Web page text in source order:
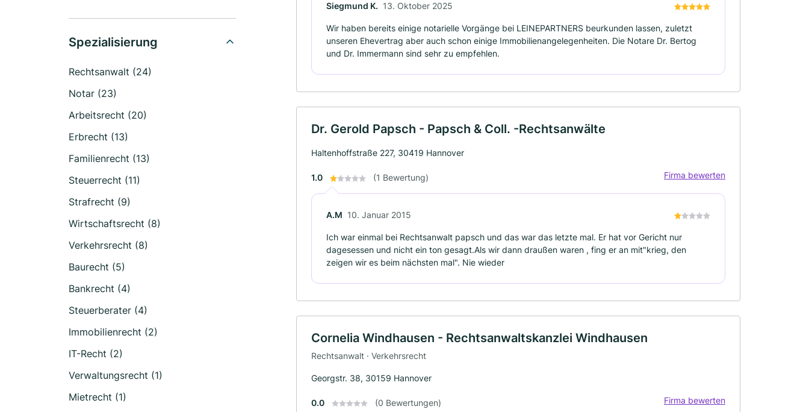
Spezialisierung
Rechtsanwalt (24)
Notar (23)
Arbeitsrecht (20)
Erbrecht (13)
Familienrecht (13)
Steuerrecht (11)
Strafrecht (9)
Wirtschaftsrecht (8)
Verkehrsrecht (8)
Baurecht (5)
Bankrecht (4)
Steuerberater (4)
Immobilienrecht (2)
IT-Recht (2)
Verwaltungsrecht (1)
Mietrecht (1)
Siegmund K. 13. Oktober 2025
Wir haben bereits einige notarielle Vorgänge bei LEINEPARTNERS beurkunden lassen, zuletzt
unseren Ehevertrag aber auch schon einige Immobilienangelegenheiten. Die Notare Dr. Bertog
und Dr. Immermann sind sehr zu empfehlen.
Dr. Gerold Papsch - Papsch & Coll. -Rechtsanwälte
Haltenhoffstraße 227, 30419 Hannover
1.0 (1 Bewertung) Firma bewerten
A.M 10. Januar 2015
Ich war einmal bei Rechtsanwalt papsch und das war das letzte mal. Er hat vor Gericht nur
dagesessen und nicht ein ton gesagt.Als wir dann draußen waren , fing er an mit"krieg, den
zeigen wir es beim nächsten mal". Nie wieder
Cornelia Windhausen - Rechtsanwaltskanzlei Windhausen
Rechtsanwalt · Verkehrsrecht
Georgstr. 38, 30159 Hannover
0.0 (0 Bewertungen) Firma bewerten